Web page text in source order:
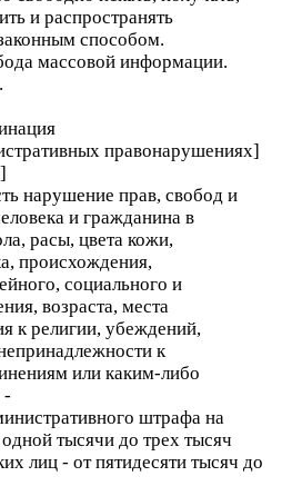
и распространять
способом.
массовой информации.
правонарушениях]
нарушение прав, свобод и
и гражданина в
расы, цвета кожи,
происхождения,
социального и
возраста, места
к религии, убеждений,
к
или каким-либо
-
штрафа на
тысячи до трех тысяч
лиц - от пятидесяти тысяч до